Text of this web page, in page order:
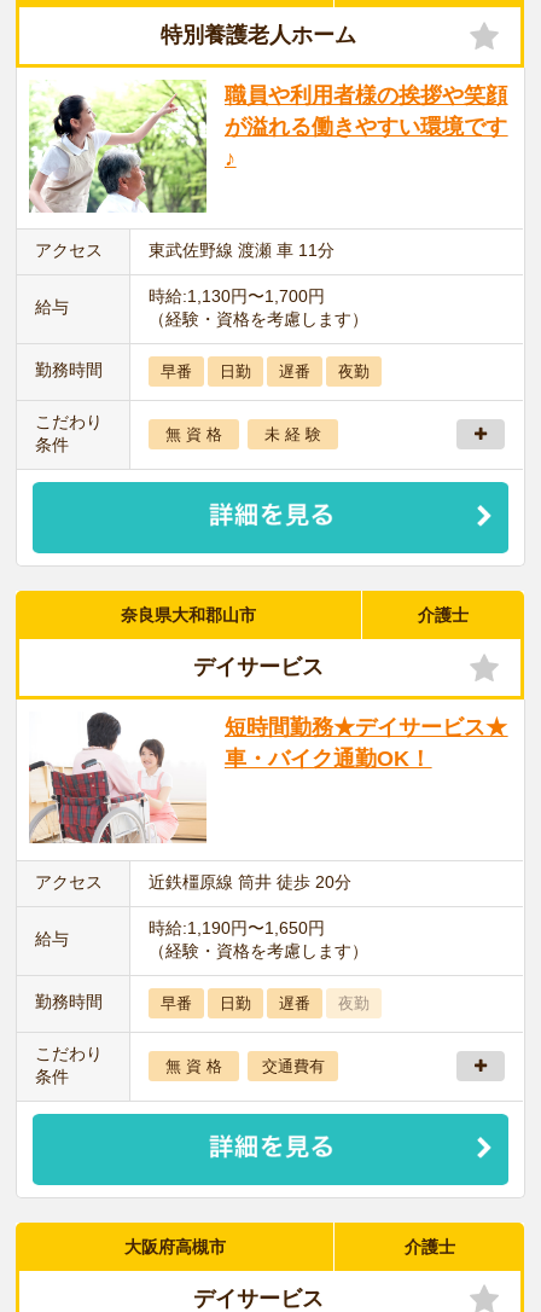
特別養護老人ホーム
職員や利用者様の挨拶や笑顔
が溢れる働きやすい環境です
♪
アクセス 東武佐野線 渡瀬 車 11分
給与
時給:1,130円〜1,700円
（経験・資格を考慮します）
勤務時間 早番 日勤 遅番 夜勤
こだわり
条件
無 資 格 未 経 験
奈良県大和郡山市 介護士
デイサービス
短時間勤務★デイサービス★
車・バイク通勤OK！
アクセス 近鉄橿原線 筒井 徒歩 20分
給与
時給:1,190円〜1,650円
（経験・資格を考慮します）
勤務時間 早番 日勤 遅番 夜勤
こだわり
条件
無 資 格 交通費有
大阪府高槻市 介護士
デイサービス